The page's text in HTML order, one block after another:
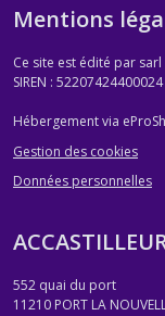
Mentions
Ce site est édité par
SIREN : 52207424400024
Hébergement via
Gestion des cookies
Données personnelles
552 quai du port
11210 PORT LA